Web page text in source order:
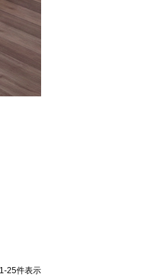
1 -25件表示